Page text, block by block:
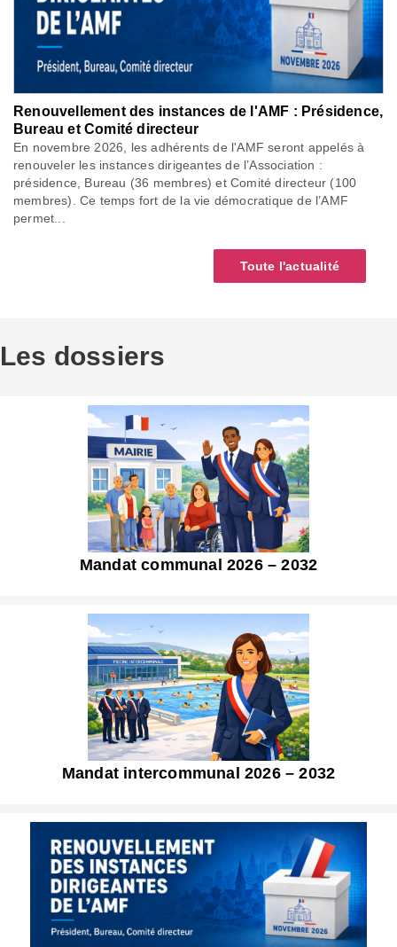
Renouvellement des instances de l'AMF : Présidence,
Bureau et Comité directeur
En novembre 2026, les adhérents de l'AMF seront appelés à
renouveler les instances dirigeantes de l’Association :
présidence, Bureau (36 membres) et Comité directeur (100
membres). Ce temps fort de la vie démocratique de l’AMF
permet...
Toute l'actualité
Les dossiers
Mandat communal 2026 – 2032
Mandat intercommunal 2026 – 2032